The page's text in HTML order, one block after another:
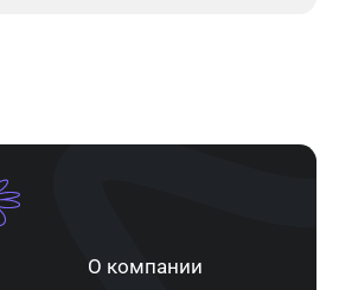
О компании